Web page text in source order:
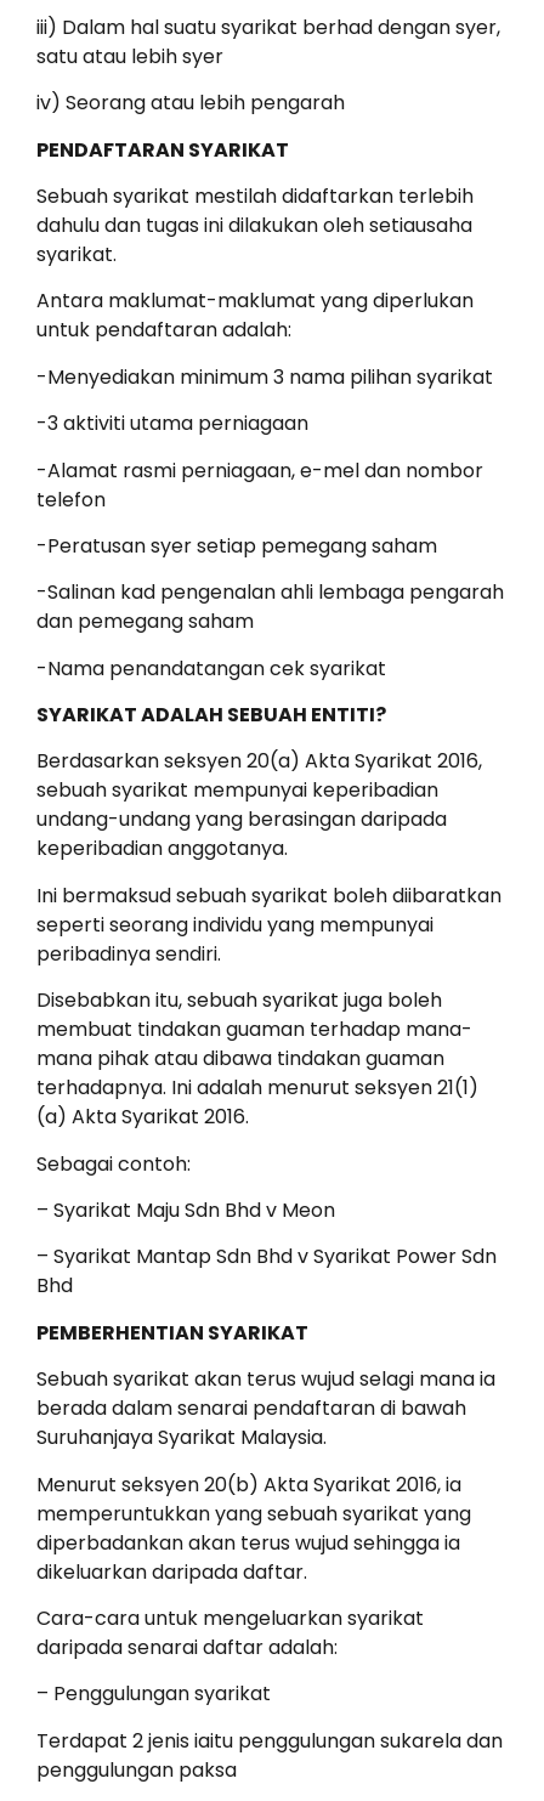
iii) Dalam hal suatu syarikat berhad dengan syer,
satu atau lebih syer
iv) Seorang atau lebih pengarah
PENDAFTARAN SYARIKAT
Sebuah syarikat mestilah didaftarkan terlebih
dahulu dan tugas ini dilakukan oleh setiausaha
syarikat.
Antara maklumat-maklumat yang diperlukan
untuk pendaftaran adalah:
-Menyediakan minimum 3 nama pilihan syarikat
-3 aktiviti utama perniagaan
-Alamat rasmi perniagaan, e-mel dan nombor
telefon
-Peratusan syer setiap pemegang saham
-Salinan kad pengenalan ahli lembaga pengarah
dan pemegang saham
-Nama penandatangan cek syarikat
SYARIKAT ADALAH SEBUAH ENTITI?
Berdasarkan seksyen 20(a) Akta Syarikat 2016,
sebuah syarikat mempunyai keperibadian
undang-undang yang berasingan daripada
keperibadian anggotanya.
Ini bermaksud sebuah syarikat boleh diibaratkan
seperti seorang individu yang mempunyai
peribadinya sendiri.
Disebabkan itu, sebuah syarikat juga boleh
membuat tindakan guaman terhadap mana-
mana pihak atau dibawa tindakan guaman
terhadapnya. Ini adalah menurut seksyen 21(1)
(a) Akta Syarikat 2016.
Sebagai contoh:
– Syarikat Maju Sdn Bhd v Meon
– Syarikat Mantap Sdn Bhd v Syarikat Power Sdn
Bhd
PEMBERHENTIAN SYARIKAT
Sebuah syarikat akan terus wujud selagi mana ia
berada dalam senarai pendaftaran di bawah
Suruhanjaya Syarikat Malaysia.
Menurut seksyen 20(b) Akta Syarikat 2016, ia
memperuntukkan yang sebuah syarikat yang
diperbadankan akan terus wujud sehingga ia
dikeluarkan daripada daftar.
Cara-cara untuk mengeluarkan syarikat
daripada senarai daftar adalah:
– Penggulungan syarikat
Terdapat 2 jenis iaitu penggulungan sukarela dan
penggulungan paksa